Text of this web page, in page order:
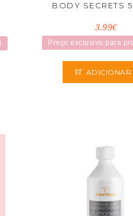
BODY SECRETS
3.99€
Preço exclusivo para
ADICIONAR